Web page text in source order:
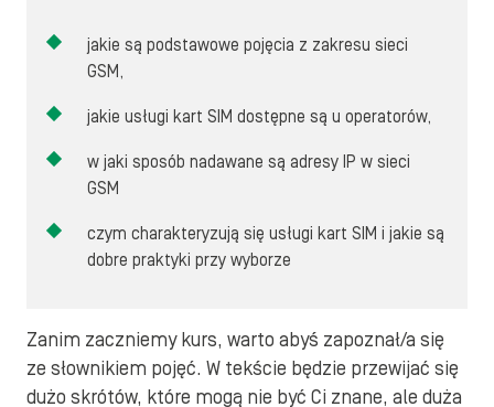
jakie są podstawowe pojęcia z zakresu sieci
GSM,
jakie usługi kart SIM dostępne są u operatorów,
w jaki sposób nadawane są adresy IP w sieci
GSM
czym charakteryzują się usługi kart SIM i jakie są
dobre praktyki przy wyborze
Zanim zaczniemy kurs, warto abyś zapoznał/a się
ze słownikiem pojęć. W tekście będzie przewijać się
dużo skrótów, które mogą nie być Ci znane, ale duża